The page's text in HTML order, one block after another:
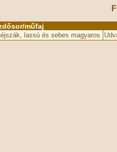
műfaj
lassú és sebes magyaros